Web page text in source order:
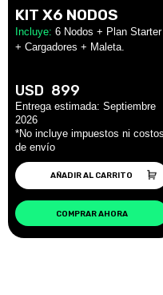
KIT X6 NODOS
Incluye: 6 Nodos + Plan Starter
+ Cargadores + Maleta.
USD 899
AÑADIR AL CARRITO
COMPRAR AHORA